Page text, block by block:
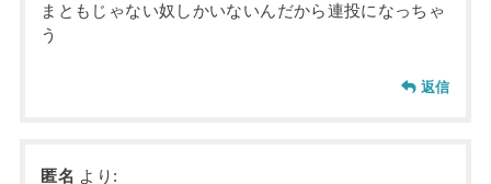
まともじゃない奴しかいないんだから連投になっちゃ
う
返信
匿名 より: